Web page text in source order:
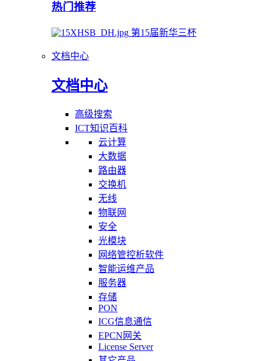
热门推荐
第15届新华三杯
文档中心
文档中心
高级搜索
ICT知识百科
云计算
大数据
路由器
交换机
无线
物联网
安全
光模块
网络管控析软件
智能运维产品
服务器
存储
PON
ICG信息通信
EPCN网关
License Server